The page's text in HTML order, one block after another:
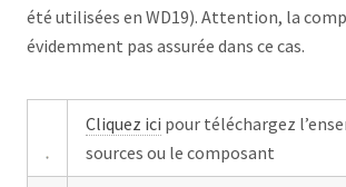
été utilisées en WD19). Attention, la
évidemment pas assurée dans ce cas.
Cliquez ici pour téléchargez
sources ou le composant